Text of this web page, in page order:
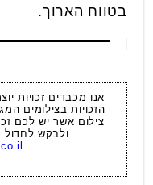
בטווח הארוך.
אנו מכבדים זכויות
הזכויות בצילומים
צילום אשר יש לכם
ולבקש לחדול